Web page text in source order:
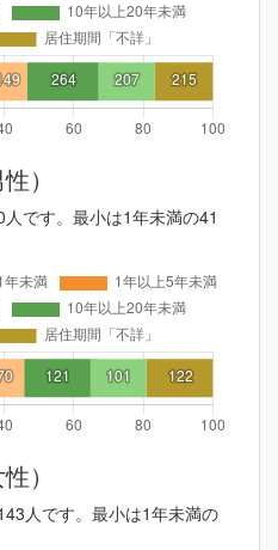
）
です。最小は1年未満の41
）
人です。最小は1年未満の